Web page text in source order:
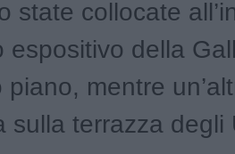
state collocate
espositivo della
piano, mentre
sulla terrazza degli